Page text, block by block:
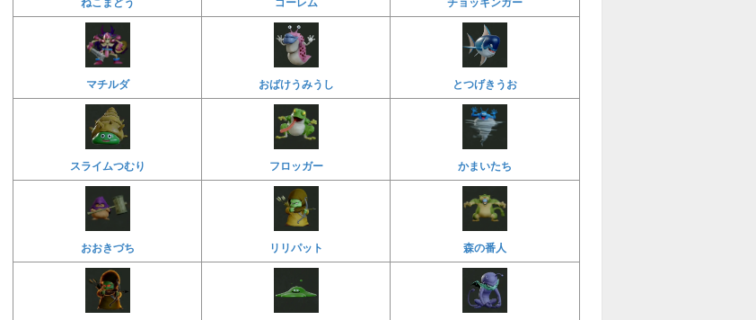
マチルダ おばけうみうし とつげきうお
スライムつむり フロッガー かまいたち
おおきづち リリパット 森の番人